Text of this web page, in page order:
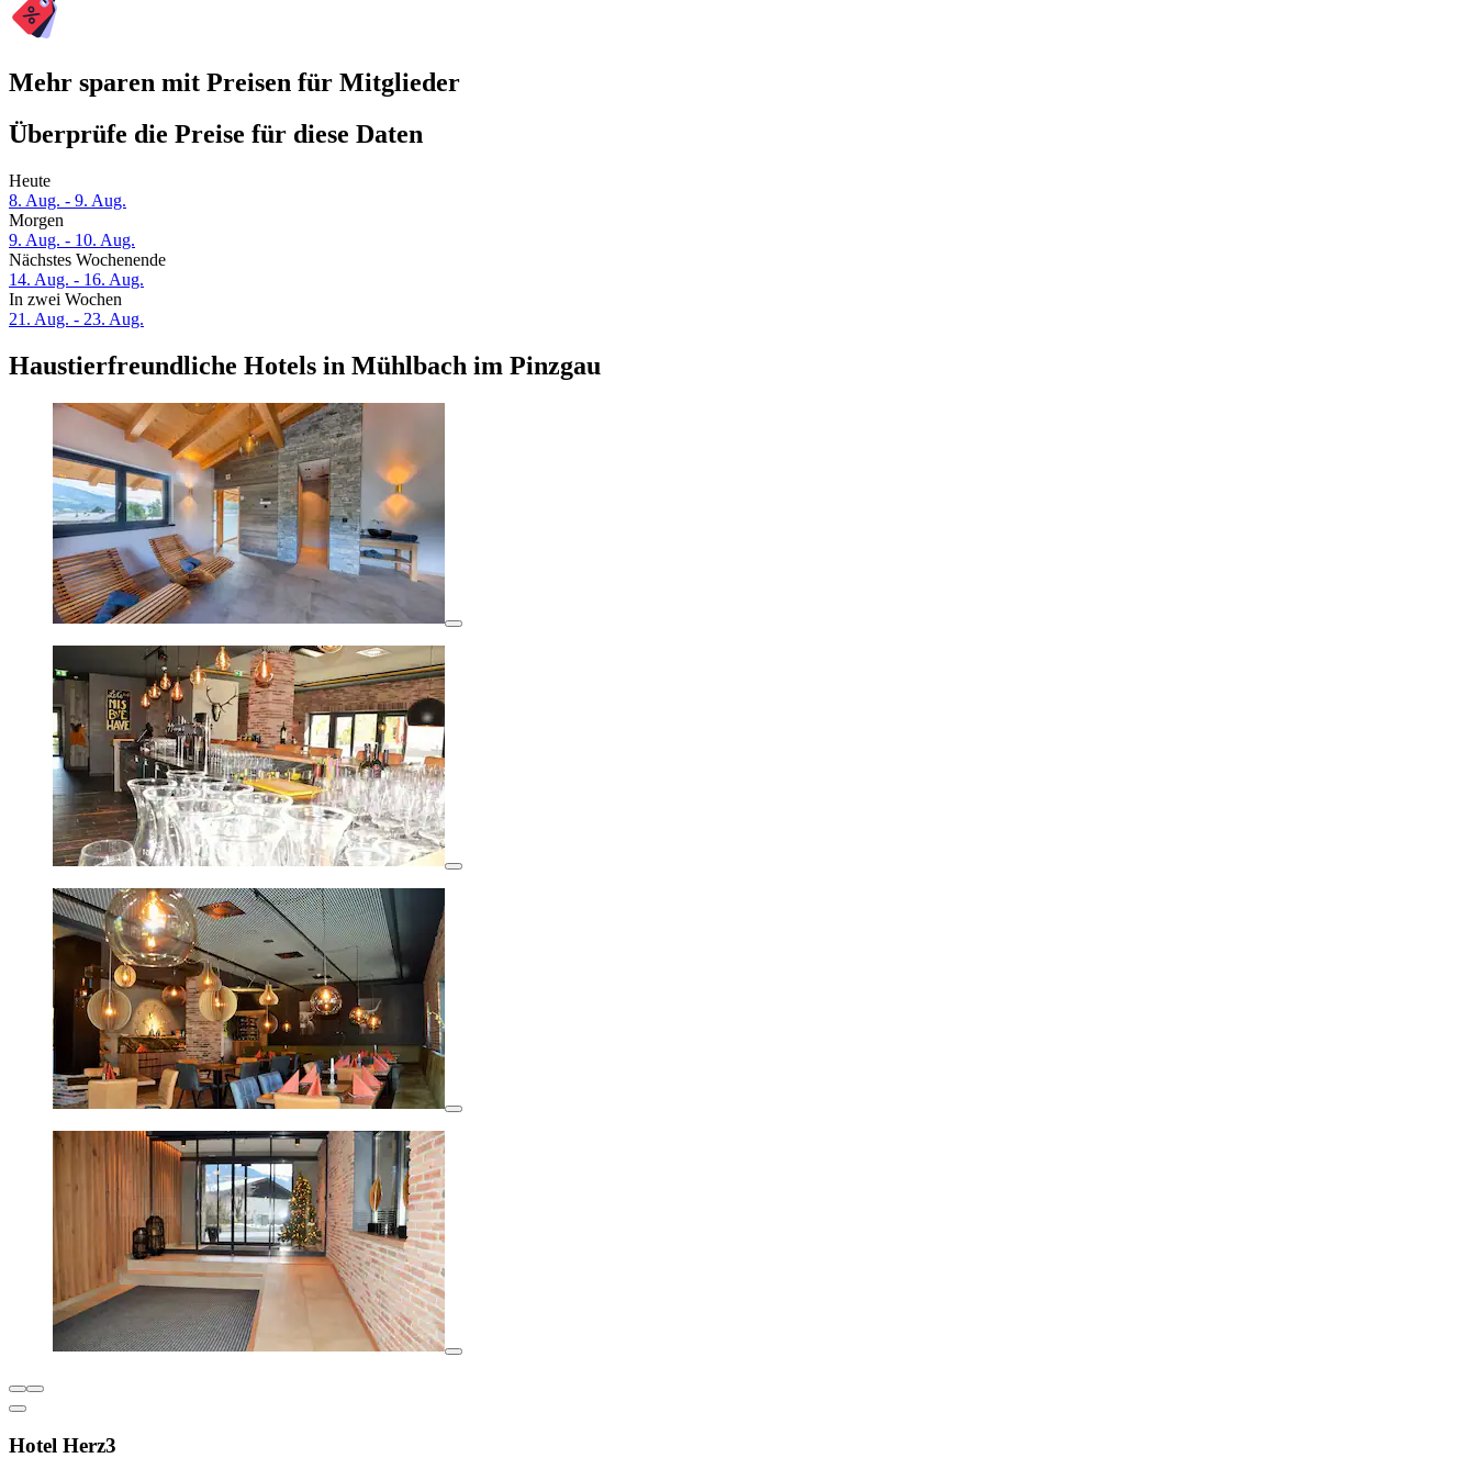
Mehr sparen mit Preisen für Mitglieder
Überprüfe die Preise für diese Daten
Heute
8. Aug. - 9. Aug.
Morgen
9. Aug. - 10. Aug.
Nächstes Wochenende
14. Aug. - 16. Aug.
In zwei Wochen
21. Aug. - 23. Aug.
Haustierfreundliche Hotels in Mühlbach im Pinzgau
Hotel Herz3